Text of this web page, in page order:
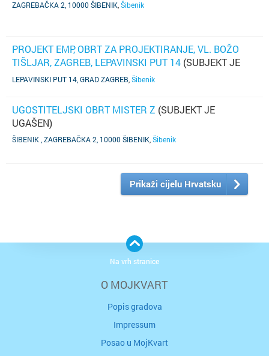
ZAGREBAČKA 2, 10000 ŠIBENIK Šibenik
PROJEKT EMP, OBRT ZA PROJEKTIRANJE, VL. BOŽO
TIŠLJAR, ZAGREB, LEPAVINSKI PUT 14 (SUBJEKT JE
UGAŠEN)
LEPAVINSKI PUT 14, GRAD ZAGREB Šibenik
UGOSTITELJSKI OBRT MISTER Z (SUBJEKT JE
UGAŠEN)
ŠIBENIK , ZAGREBAČKA 2, 10000 ŠIBENIK Šibenik
Prikaži cijelu Hrvatsku
O MOJKVART
Popis gradova
Impressum
Posao u MojKvart
Na vrh stranice